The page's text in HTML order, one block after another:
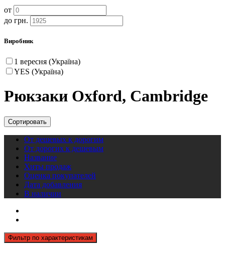
от
до грн.
Виробник
1 вересня (Україна)
YES (Україна)
Рюкзаки Oxford, Cambridge
Сортировать
От дешевых к дорогим
От дорогих к дешевым
Название
Хиты продаж
Оценка покупателей
Дата добавления
В наличии
Фильтр по характеристикам